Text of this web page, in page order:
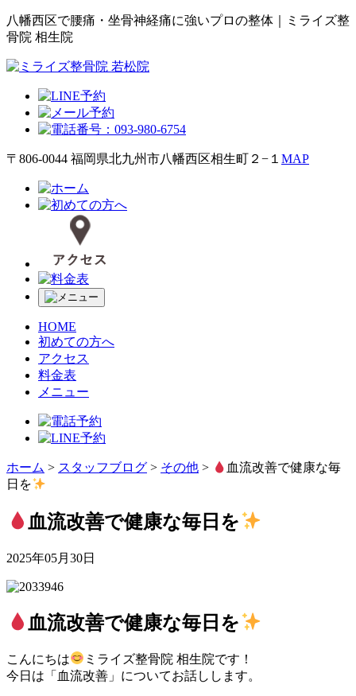
八幡西区で腰痛・坐骨神経痛に強いプロの整体｜ミライズ整
骨院 相生院
〒806-0044 福岡県北九州市八幡西区相生町２−１ MAP
HOME
初めての方へ
アクセス
料金表
メニュー
ホーム > スタッフブログ > その他 >
血流改善で健康な毎
日を
血流改善で健康な毎日を
2025年05月30日
血流改善で健康な毎日を
こんにちは
ミライズ整骨院 相生院です！
今日は「血流改善」についてお話しします。